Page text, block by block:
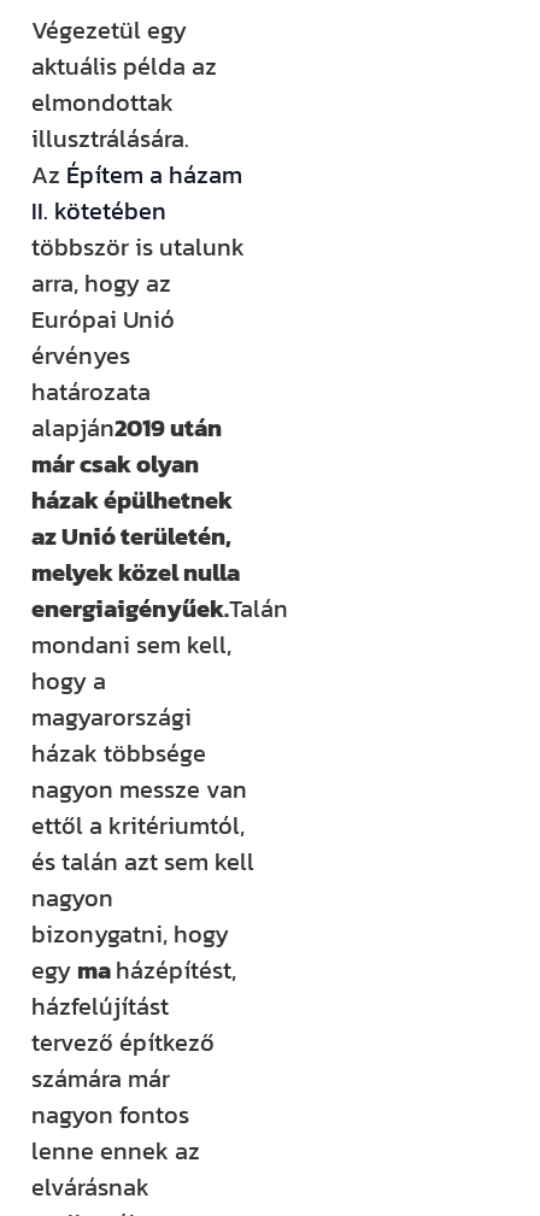
Végezetül egy
aktuális példa az
elmondottak
illusztrálására.
Az Építem a házam
II. kötetében
többször is utalunk
arra, hogy az
Európai Unió
érvényes
határozata
alapján2019 után
már csak olyan
házak épülhetnek
az Unió területén,
melyek közel nulla
energiaigényűek.Talán
mondani sem kell,
hogy a
magyarországi
házak többsége
nagyon messze van
ettől a kritériumtól,
és talán azt sem kell
nagyon
bizonygatni, hogy
egy maházépítést,
házfelújítást
tervező építkező
számára már
nagyon fontos
lenne ennek az
elvárásnak